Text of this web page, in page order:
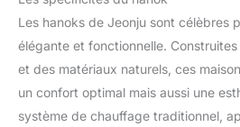
Les hanoks de Jeonju sont célèbres
élégante et fonctionnelle.
et des matériaux naturels, ces
un confort optimal mais aussi une
système de chauffage traditionnel,